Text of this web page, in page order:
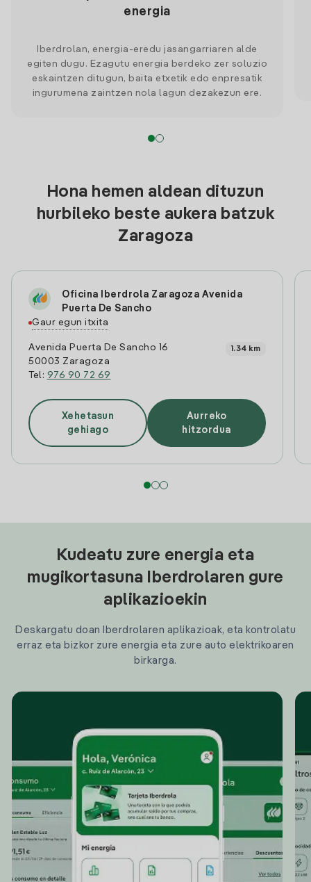
energia
Iberdrolan, energia-eredu jasangarriaren alde
egiten dugu. Ezagutu energia berdeko zer soluzio
eskaintzen ditugun, baita etxetik edo enpresatik
ingurumena zaintzen nola lagun dezakezun ere.
Hona hemen aldean dituzun
hurbileko beste aukera batzuk
Zaragoza
Oficina Iberdrola Zaragoza Avenida
Puerta De Sancho
Gaur egun itxita
Avenida Puerta De Sancho 16
50003 Zaragoza
Tel: 976 90 72 69
1.34 km
Xehetasun
gehiago
Aurreko
hitzordua
Kudeatu zure energia eta
mugikortasuna Iberdrolaren gure
aplikazioekin
Deskargatu doan Iberdrolaren aplikazioak, eta kontrolatu
erraz eta bizkor zure energia eta zure auto elektrikoaren
birkarga.